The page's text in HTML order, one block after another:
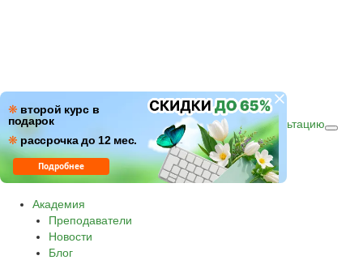
❋ второй курс в
подарок
❋ рассрочка до 12 мес.
Подробнее 8 800 500-30-45
ПН–ПТ: c 09:00 до 18:00
СБ–ВС: с 10:00 до 16:00 по (МСК)
Звонок по России бесплатный.
Получить консультацию
Академия
Преподаватели
Новости
Блог